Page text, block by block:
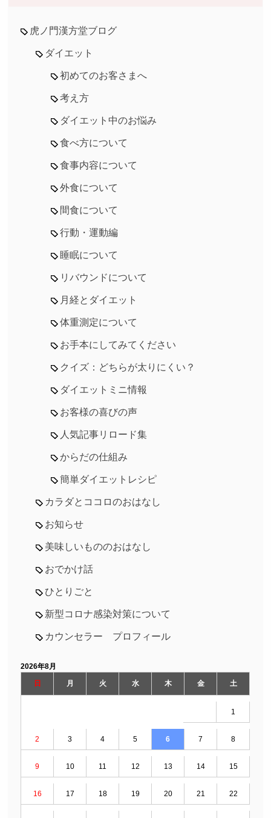
虎ノ門漢方堂ブログ
ダイエット
初めてのお客さまへ
考え方
ダイエット中のお悩み
食べ方について
食事内容について
外食について
間食について
行動・運動編
睡眠について
リバウンドについて
月経とダイエット
体重測定について
お手本にしてみてください
クイズ：どちらが太りにくい？
ダイエットミニ情報
お客様の喜びの声
人気記事リロード集
からだの仕組み
簡単ダイエットレシピ
カラダとココロのおはなし
お知らせ
美味しいもののおはなし
おでかけ話
ひとりごと
新型コロナ感染対策について
カウンセラー プロフィール
2026年8月
日
月 火 水 木 金 土
1
2 3 4 5 6 7 8
9 10 11 12 13 14 15
16 17 18 19 20 21 22